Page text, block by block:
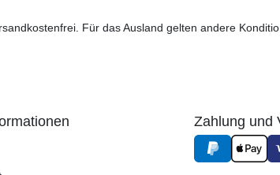
Für das Ausland gelten andere
Zahlung und